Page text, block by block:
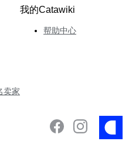
卖家
我的Catawiki
帮助中心